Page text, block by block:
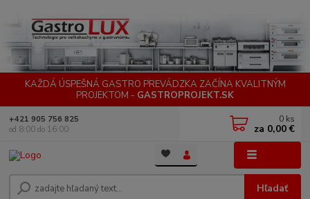
KAŽDÁ ÚSPEŠNÁ GASTRO PREVÁDZKA ZAČÍNA KVALITNÝM
PROJEKTOM - GASTROPROJEKT.SK
Hľadať
+421 905 756 825
od 8:00 do 16:00
0 ks
za 0,00 €